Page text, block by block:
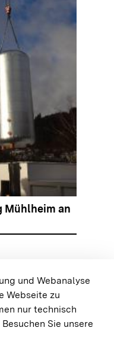
Mühlheim an
und Webanalyse
Webseite zu
nur technisch
Besuchen Sie unsere